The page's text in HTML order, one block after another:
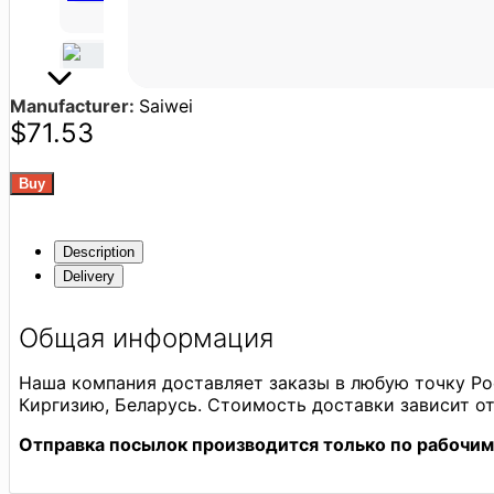
Manufacturer: Saiwei
$71.53
Description
Delivery